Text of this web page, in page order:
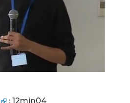
: 12min04